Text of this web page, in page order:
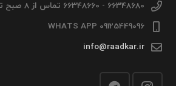
66348680 - 66348660 تماس از 8 صبح تا 6 شب
09125449096 WHATS APP
info@raadkar.ir